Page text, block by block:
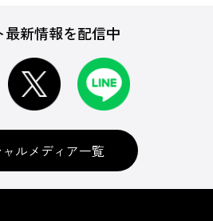
最新情報を配信中
ャルメディア一覧